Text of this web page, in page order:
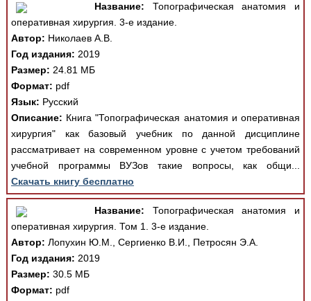
Название: Топографическая анатомия и
оперативная хирургия. 3-е издание.
Автор: Николаев А.В.
Год издания: 2019
Размер: 24.81 МБ
Формат: pdf
Язык: Русский
Описание: Книга "Топографическая анатомия и оперативная
хирургия" как базовый учебник по данной дисциплине
рассматривает на современном уровне с учетом требований
учебной программы ВУЗов такие вопросы, как общи...
Скачать книгу бесплатно
Название: Топографическая анатомия и
оперативная хирургия. Том 1. 3-е издание.
Автор: Лопухин Ю.М., Сергиенко В.И., Петросян Э.А.
Год издания: 2019
Размер: 30.5 МБ
Формат: pdf